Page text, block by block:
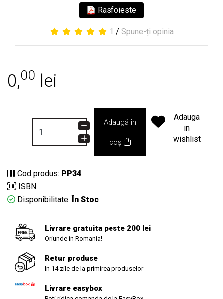
Rasfoieste
1 / Spune-ți opinia
0,00 lei
Adaugă în
coș
Adauga
in
wishlist
Cod produs: PP34
ISBN:
Disponibilitate: În Stoc
Livrare gratuita peste 200 lei
Oriunde in Romania!
Retur produse
In 14 zile de la primirea produselor
Livrare easybox